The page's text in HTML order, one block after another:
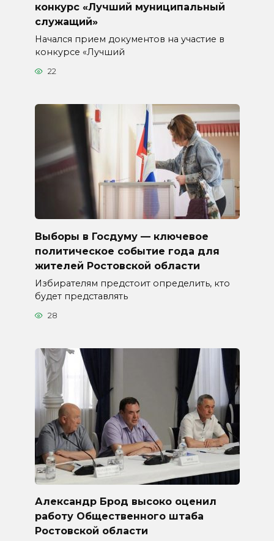
конкурс «Лучший муниципальный
служащий»
Начался прием документов на участие в
конкурсе «Лучший
22
Выборы в Госдуму — ключевое
политическое событие года для
жителей Ростовской области
Избирателям предстоит определить, кто
будет представлять
28
Александр Брод высоко оценил
работу Общественного штаба
Ростовской области